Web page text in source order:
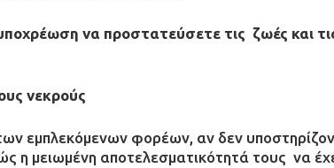
να προστατεύσετε τις ζωές και
νεκρούς
εμπλεκόμενων φορέων, αν δεν
μειωμένη αποτελεσματικότητά τους να